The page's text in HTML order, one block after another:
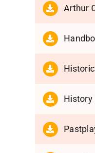
Arthur
History